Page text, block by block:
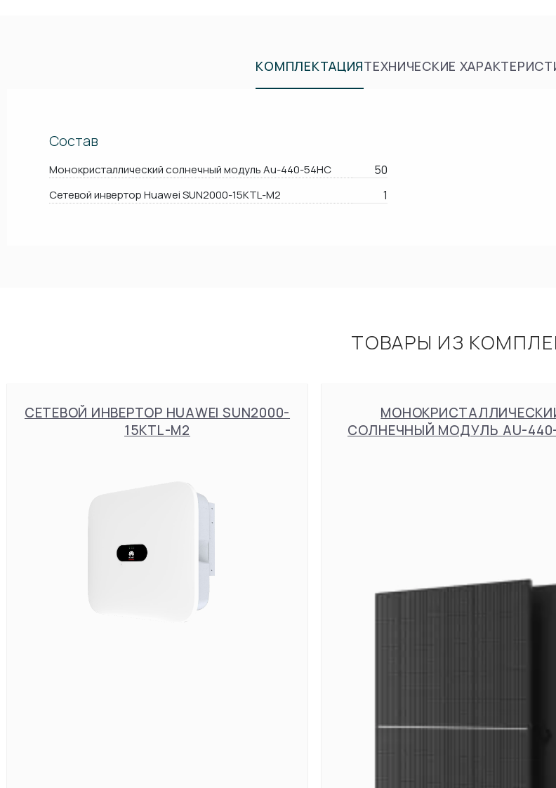
КОМПЛЕКТАЦИЯТЕХНИЧЕСКИЕ
Состав
Монокристаллический солнечный модуль Au-440-54HC 50
Сетевой инвертор Huawei SUN2000-15KTL-M2 1
ТОВАРЫ ИЗ
СЕТЕВОЙ ИНВЕРТОР HUAWEI SUN2000-
15KTL-M2
СОЛНЕЧНЫЙ МОДУЛЬ AU-